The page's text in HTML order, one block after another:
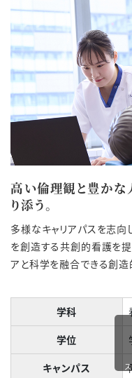
高い倫理観と豊かな
り添う。
多様なキャリアパスを志
を創造する共創的看護を
アと科学を融合できる創造
学科
学位
キャンパス